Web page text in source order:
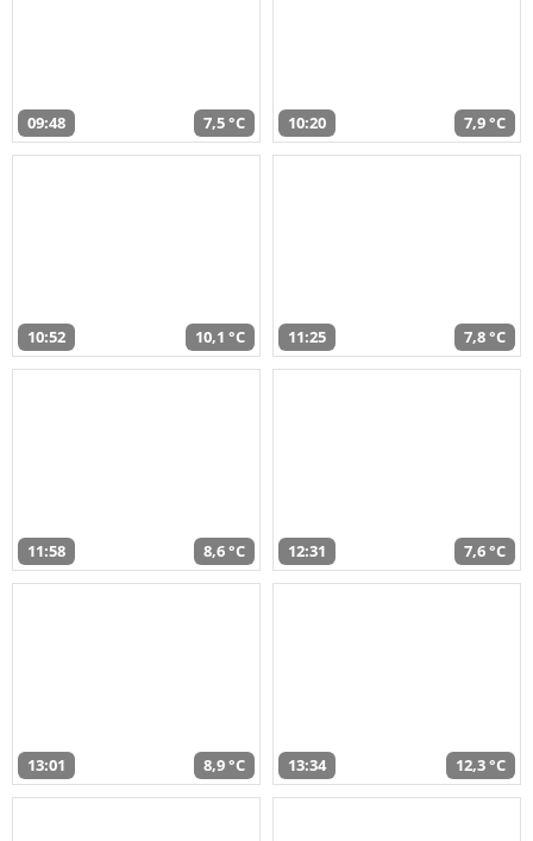
09:48 7,5 °C 10:20 7,9 °C
10:52 10,1 °C 11:25 7,8 °C
11:58 8,6 °C 12:31 7,6 °C
13:01 8,9 °C 13:34 12,3 °C